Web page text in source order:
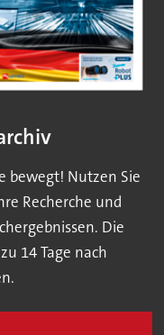
bewegt! Nutzen Sie
Recherche und
Die
14 Tage nach